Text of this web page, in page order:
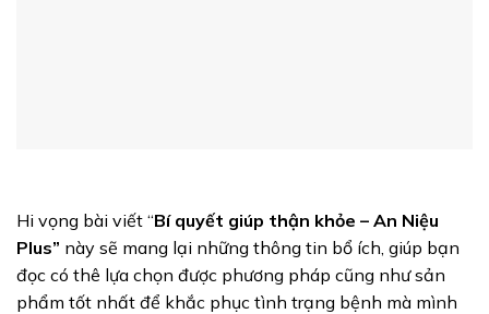
Hi vọng bài viết “Bí quyết giúp thận khỏe – An Niệu
Plus” này sẽ mang lại những thông tin bổ ích, giúp bạn
đọc có thê lựa chọn được phương pháp cũng như sản
phẩm tốt nhất để khắc phục tình trạng bệnh mà mình